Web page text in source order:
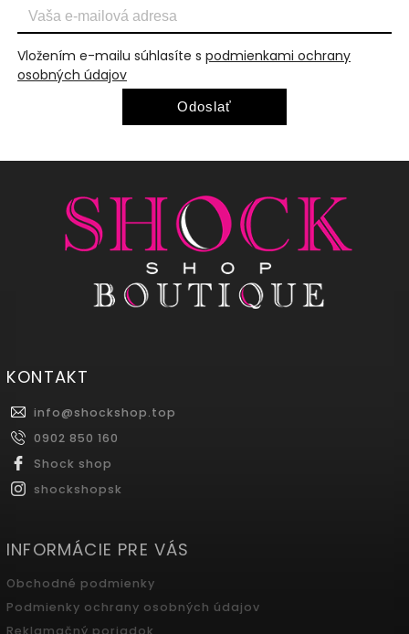
Vložením e-mailu súhlasíte s podmienkami ochrany
osobných údajov
Odoslať
KONTAKT
info@shockshop.top
0902 850 160
Shock shop
shockshopsk
INFORMÁCIE PRE VÁS
Obchodné podmienky
Podmienky ochrany osobných údajov